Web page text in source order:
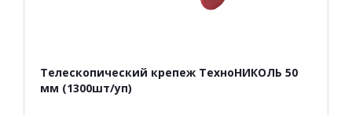
Телескопический крепеж ТехноНИКОЛЬ 50
мм (1300шт/уп)